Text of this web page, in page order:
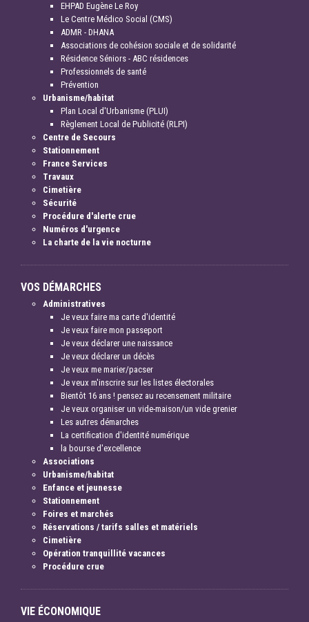
EHPAD Eugène Le Roy
Le Centre Médico Social (CMS)
ADMR - DHANA
Associations de cohésion sociale et de solidarité
Résidence Séniors - ABC résidences
Professionnels de santé
Prévention
Urbanisme/habitat
Plan Local d'Urbanisme (PLUI)
Règlement Local de Publicité (RLPI)
Centre de Secours
Stationnement
France Services
Travaux
Cimetière
Sécurité
Procédure d'alerte crue
Numéros d'urgence
La charte de la vie nocturne
VOS DÉMARCHES
Administratives
Je veux faire ma carte d'identité
Je veux faire mon passeport
Je veux déclarer une naissance
Je veux déclarer un décès
Je veux me marier/pacser
Je veux m'inscrire sur les listes électorales
Bientôt 16 ans ! pensez au recensement militaire
Je veux organiser un vide-maison/un vide grenier
Les autres démarches
La certification d'identité numérique
la bourse d'excellence
Associations
Urbanisme/habitat
Enfance et jeunesse
Stationnement
Foires et marchés
Réservations / tarifs salles et matériels
Cimetière
Opération tranquillité vacances
Procédure crue
VIE ÉCONOMIQUE